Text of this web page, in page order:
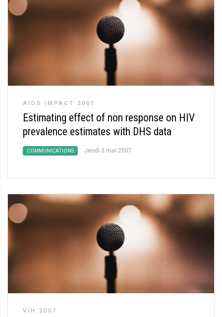
AIDS IMPACT 2007
Estimating effect of non response on HIV
prevalence estimates with DHS data
COMMUNICATIONS Jeudi 3 mai 2007
VIH 2007